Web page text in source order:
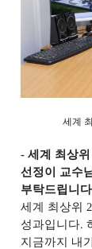
세계
-세계 최상
선정이 교수
부탁드립니다
세계 최상위
성과입니다.
지금까지 내